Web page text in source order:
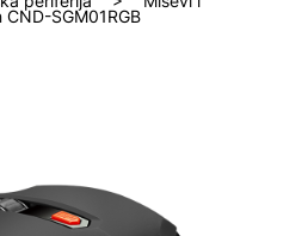
SGM01RGB